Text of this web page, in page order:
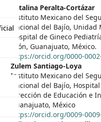
Catalina Peralta-Cortázar
Instituto Mexicano del
Nacional del Bajío, Unidad
Hospital de Gineco
León, Guanajuato, México.
https://orcid.org/0000-
Zulem Santiago-Loya
Instituto Mexicano del
Nacional del Bajío,
Dirección de Educación e
Guanajuato, México
https://orcid.org/0009-